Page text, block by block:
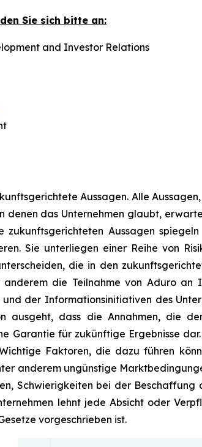
Sie sich bitte an:
and Investor Relations
Aussagen. Alle
denen das Unternehmen glaubt,
zukunftsgerichteten Aussagen
Sie unterliegen einer Reihe von
die in den
anderem die Teilnahme von Aduro
der Informationsinitiativen des
ausgeht, dass die Annahmen, die
Garantie für zukünftige Ergebnisse
Faktoren, die dazu führen
anderem ungünstige
Schwierigkeiten bei der
lehnt jede Absicht oder
vorgeschrieben ist.